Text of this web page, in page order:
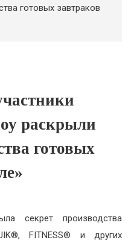
готовых завтраков
раскрыли
готовых
секрет производства
FITNESS® и других